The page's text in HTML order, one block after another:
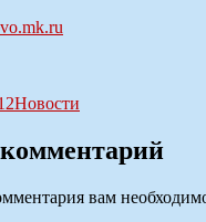
Новости
вам